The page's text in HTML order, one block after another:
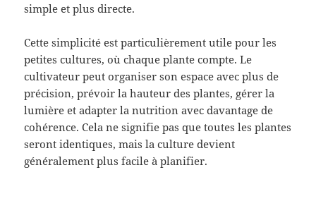
simple et plus directe.
Cette simplicité est particulièrement utile pour les
petites cultures, où chaque plante compte. Le
cultivateur peut organiser son espace avec plus de
précision, prévoir la hauteur des plantes, gérer la
lumière et adapter la nutrition avec davantage de
cohérence. Cela ne signifie pas que toutes les plantes
seront identiques, mais la culture devient
généralement plus facile à planifier.